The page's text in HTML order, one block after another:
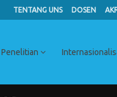
TENTANG UNS DOSEN
Penelitian